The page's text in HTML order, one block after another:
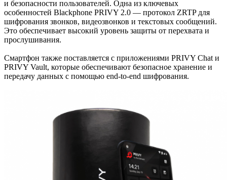
и безопасности пользователей. Одна из ключевых
особенностей Blackphone PRIVY 2.0 — протокол ZRTP для
шифрования звонков, видеозвонков и текстовых сообщений.
Это обеспечивает высокий уровень защиты от перехвата и
прослушивания.
Смартфон также поставляется с приложениями PRIVY Chat и
PRIVY Vault, которые обеспечивают безопасное хранение и
передачу данных с помощью end-to-end шифрования.